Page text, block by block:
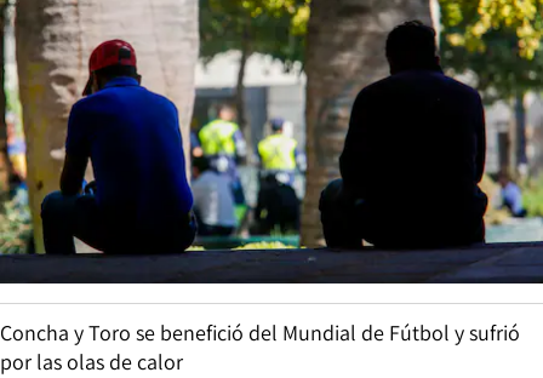
Concha y Toro se benefició del Mundial de Fútbol y sufrió
por las olas de calor